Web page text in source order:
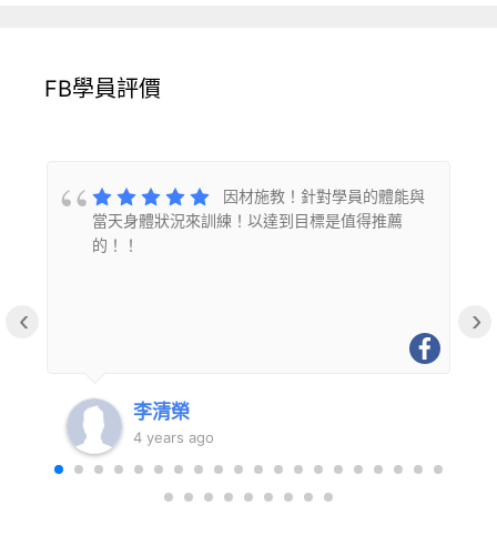
FB學員評價
因材施教！針對學員的體能與
當天身體狀況來訓練！以達到目標是值得推薦
的！！
李清榮
4 years ago
‹ ›